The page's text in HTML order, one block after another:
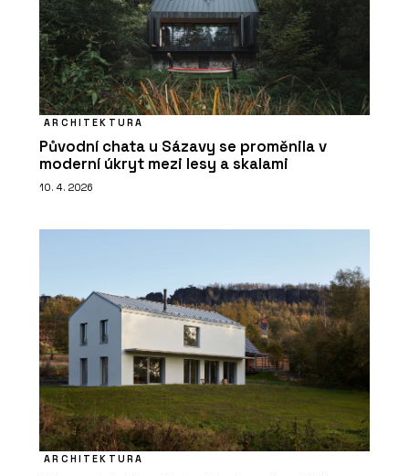
ARCHITEKTURA
Původní chata u Sázavy se proměnila v
moderní úkryt mezi lesy a skalami
10. 4. 2026
ARCHITEKTURA